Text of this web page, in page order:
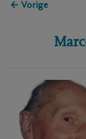
← Vorige